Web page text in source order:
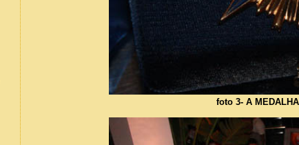
foto 3- A